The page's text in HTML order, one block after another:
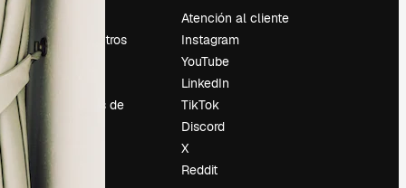
Sobre nosotros
Reviews
Tendencias de
Eventos
Atención al cliente
Instagram
YouTube
LinkedIn
TikTok
Discord
X
Reddit